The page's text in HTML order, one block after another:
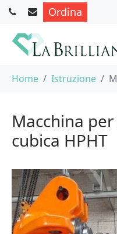
Ordina
Home Istruzione
Macchina
cubica HPHT